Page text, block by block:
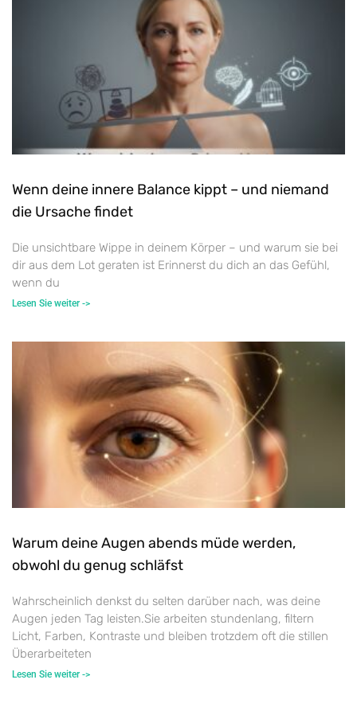
Wenn deine innere Balance kippt – und niemand
die Ursache findet
Die unsichtbare Wippe in deinem Körper – und warum sie bei
dir aus dem Lot geraten ist Erinnerst du dich an das Gefühl,
wenn du
Lesen Sie weiter ->
Warum deine Augen abends müde werden,
obwohl du genug schläfst
Wahrscheinlich denkst du selten darüber nach, was deine
Augen jeden Tag leisten.Sie arbeiten stundenlang, filtern
Licht, Farben, Kontraste und bleiben trotzdem oft die stillen
Überarbeiteten
Lesen Sie weiter ->